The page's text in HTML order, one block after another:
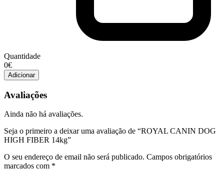
Quantidade
Quantidade
de
ROYAL
CANIN
DOG
HIGH
FIBER
14kg
0€
Adicionar
Avaliações
Ainda não há avaliações.
Seja o primeiro a deixar uma avaliação de “ROYAL CANIN DOG
HIGH FIBER 14kg”
O seu endereço de email não será publicado. Campos obrigatórios
marcados com *